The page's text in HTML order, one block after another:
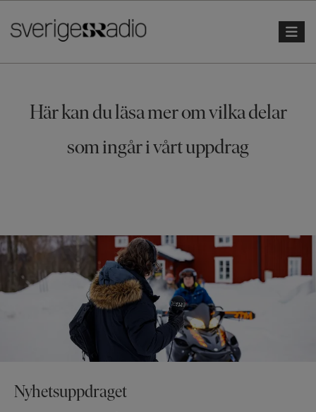
Toggle
Här kan du läsa mer om vilka delar
som ingår i vårt uppdrag
Nyhetsuppdraget